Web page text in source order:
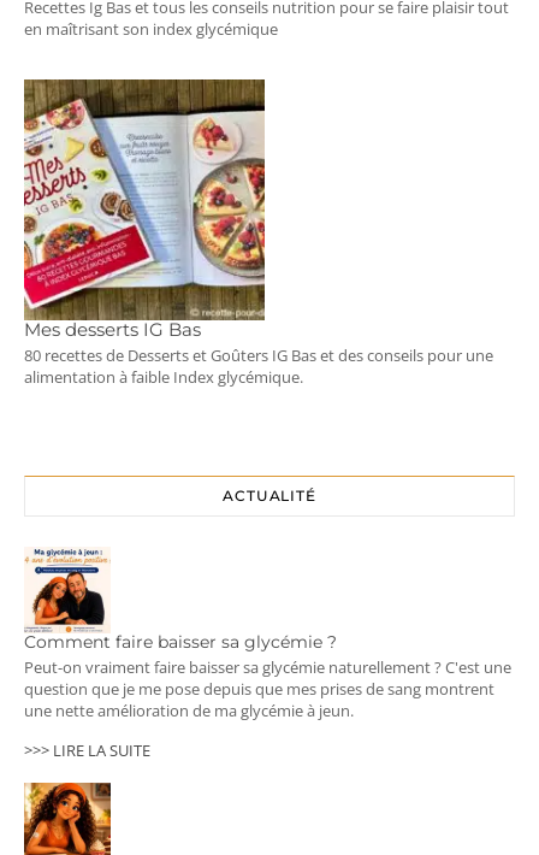
Recettes Ig Bas et tous les conseils nutrition pour se faire plaisir tout
en maîtrisant son index glycémique
Mes desserts IG Bas
80 recettes de Desserts et Goûters IG Bas et des conseils pour une
alimentation à faible Index glycémique.
ACTUALITÉ
Comment faire baisser sa glycémie ?
Peut-on vraiment faire baisser sa glycémie naturellement ? C'est une
question que je me pose depuis que mes prises de sang montrent
une nette amélioration de ma glycémie à jeun.
>>> LIRE LA SUITE